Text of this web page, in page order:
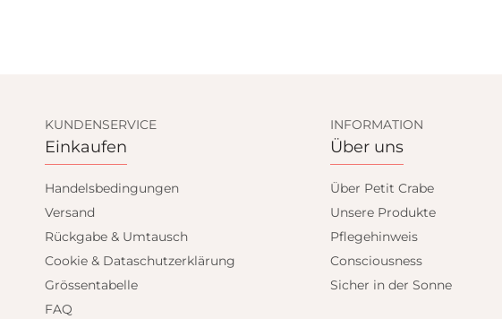
KUNDENSERVICE
Einkaufen
Handelsbedingungen
Versand
Rückgabe & Umtausch
Cookie & Dataschutzerklärung
Grössentabelle
FAQ
INFORMATION
Über uns
Über Petit Crabe
Unsere Produkte
Pflegehinweis
Consciousness
Sicher in der Sonne
SIGN UP AND GET
10% OFF
Save on your first order and get email only